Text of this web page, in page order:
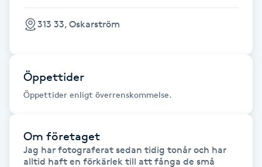
Fotvård
Fransborttagning
Fransfärgning
Fransförlängning
313 33, Oskarström
Öppettider
Öppettider enligt överrenskommelse.
Om företaget
Jag har fotograferat sedan tidig tonår och har
alltid haft en förkärlek till att fånga de små